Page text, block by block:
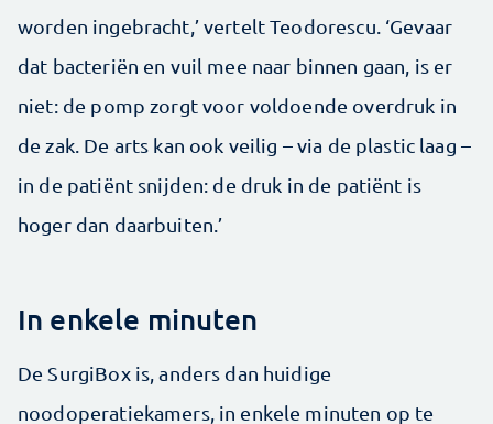
worden ingebracht,’ vertelt Teodorescu. ‘Gevaar
dat bacteriën en vuil mee naar binnen gaan, is er
niet: de pomp zorgt voor voldoende overdruk in
de zak. De arts kan ook veilig – via de plastic laag –
in de patiënt snijden: de druk in de patiënt is
hoger dan daarbuiten.’
In enkele minuten
De SurgiBox is, anders dan huidige
noodoperatiekamers, in enkele minuten op te